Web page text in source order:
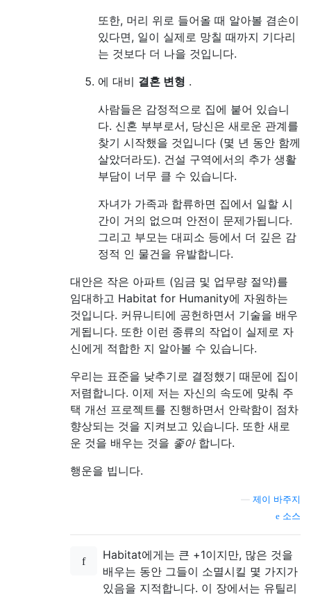
또한, 머리 위로 들어올 때 알아볼 겸손이
있다면, 일이 실제로 망칠 때까지 기다리
는 것보다 더 나을 것입니다.
에 대비 결혼 변형 .
사람들은 감정적으로 집에 붙어 있습니
다. 신혼 부부로서, 당신은 새로운 관계를
찾기 시작했을 것입니다 (몇 년 동안 함께
살았더라도). 건설 구역에서의 추가 생활
부담이 너무 클 수 있습니다.
자녀가 가족과 합류하면 집에서 일할 시
간이 거의 없으며 안전이 문제가됩니다.
그리고 부모는 대피소 등에서 더 깊은 감
정적 인 물건을 유발합니다.
대안은 작은 아파트 (임금 및 업무량 절약)를
임대하고 Habitat for Humanity에 자원하는
것입니다. 커뮤니티에 공헌하면서 기술을 배우
게됩니다. 또한 이런 종류의 작업이 실제로 자
신에게 적합한 지 알아볼 수 있습니다.
우리는 표준을 낮추기로 결정했기 때문에 집이
저렴합니다. 이제 저는 자신의 속도에 맞춰 주
택 개선 프로젝트를 진행하면서 안락함이 점차
향상되는 것을 지켜보고 있습니다. 또한 새로
운 것을 배우는 것을 좋아합니다.
행운을 빕니다.
제이 바주지
소스
Habitat에게는 큰 +1이지만, 많은 것을
배우는 동안 그들이 소멸시킬 몇 가지가
있음을 지적합니다. 이 장에서는 유틸리